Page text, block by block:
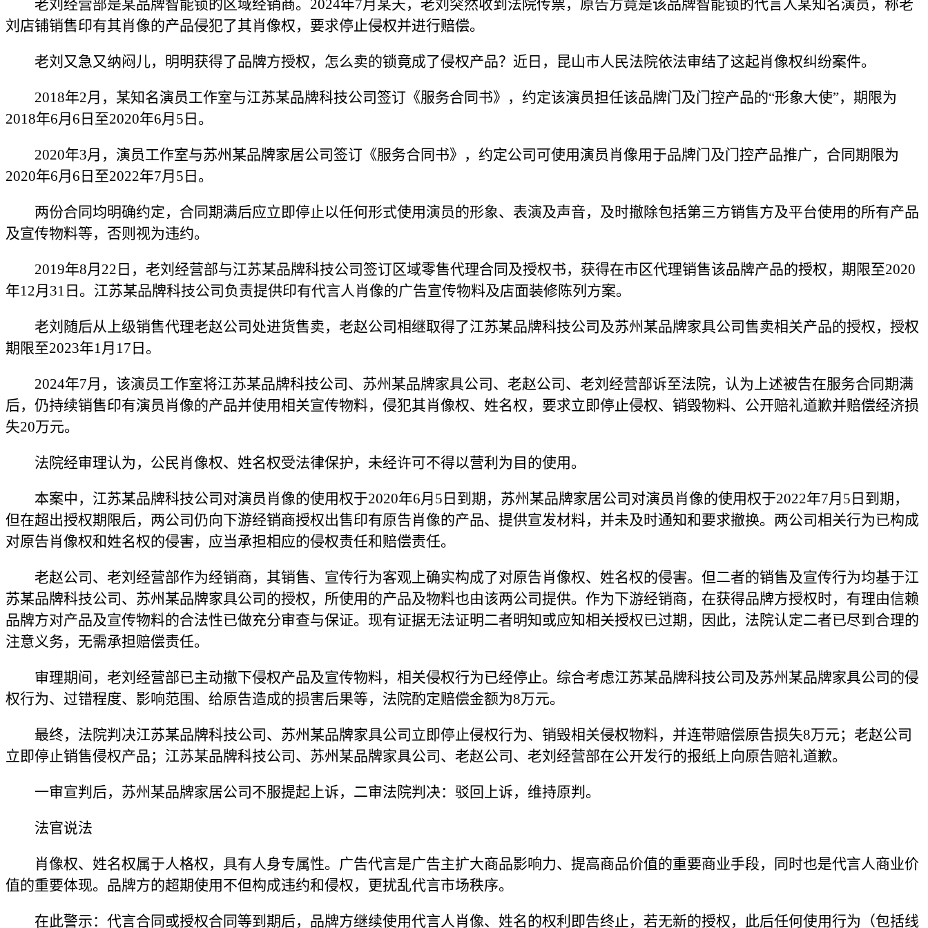
老刘经营部是某品牌智能锁的区域经销商。2024年7月某天，老刘突然收到法院传票，原告方竟是该品牌智能锁的代言人某知名演员，称老
刘店铺销售印有其肖像的产品侵犯了其肖像权，要求停止侵权并进行赔偿。
老刘又急又纳闷儿，明明获得了品牌方授权，怎么卖的锁竟成了侵权产品？近日，昆山市人民法院依法审结了这起肖像权纠纷案件。
2018年2月，某知名演员工作室与江苏某品牌科技公司签订《服务合同书》，约定该演员担任该品牌门及门控产品的“形象大使”，期限为
2018年6月6日至2020年6月5日。
2020年3月，演员工作室与苏州某品牌家居公司签订《服务合同书》，约定公司可使用演员肖像用于品牌门及门控产品推广，合同期限为
2020年6月6日至2022年7月5日。
两份合同均明确约定，合同期满后应立即停止以任何形式使用演员的形象、表演及声音，及时撤除包括第三方销售方及平台使用的所有产品
及宣传物料等，否则视为违约。
2019年8月22日，老刘经营部与江苏某品牌科技公司签订区域零售代理合同及授权书，获得在市区代理销售该品牌产品的授权，期限至2020
年12月31日。江苏某品牌科技公司负责提供印有代言人肖像的广告宣传物料及店面装修陈列方案。
老刘随后从上级销售代理老赵公司处进货售卖，老赵公司相继取得了江苏某品牌科技公司及苏州某品牌家具公司售卖相关产品的授权，授权
期限至2023年1月17日。
2024年7月，该演员工作室将江苏某品牌科技公司、苏州某品牌家具公司、老赵公司、老刘经营部诉至法院，认为上述被告在服务合同期满
后，仍持续销售印有演员肖像的产品并使用相关宣传物料，侵犯其肖像权、姓名权，要求立即停止侵权、销毁物料、公开赔礼道歉并赔偿经济损
失20万元。
法院经审理认为，公民肖像权、姓名权受法律保护，未经许可不得以营利为目的使用。
本案中，江苏某品牌科技公司对演员肖像的使用权于2020年6月5日到期，苏州某品牌家居公司对演员肖像的使用权于2022年7月5日到期，
但在超出授权期限后，两公司仍向下游经销商授权出售印有原告肖像的产品、提供宣发材料，并未及时通知和要求撤换。两公司相关行为已构成
对原告肖像权和姓名权的侵害，应当承担相应的侵权责任和赔偿责任。
老赵公司、老刘经营部作为经销商，其销售、宣传行为客观上确实构成了对原告肖像权、姓名权的侵害。但二者的销售及宣传行为均基于江
苏某品牌科技公司、苏州某品牌家具公司的授权，所使用的产品及物料也由该两公司提供。作为下游经销商，在获得品牌方授权时，有理由信赖
品牌方对产品及宣传物料的合法性已做充分审查与保证。现有证据无法证明二者明知或应知相关授权已过期，因此，法院认定二者已尽到合理的
注意义务，无需承担赔偿责任。
审理期间，老刘经营部已主动撤下侵权产品及宣传物料，相关侵权行为已经停止。综合考虑江苏某品牌科技公司及苏州某品牌家具公司的侵
权行为、过错程度、影响范围、给原告造成的损害后果等，法院酌定赔偿金额为8万元。
最终，法院判决江苏某品牌科技公司、苏州某品牌家具公司立即停止侵权行为、销毁相关侵权物料，并连带赔偿原告损失8万元；老赵公司
立即停止销售侵权产品；江苏某品牌科技公司、苏州某品牌家具公司、老赵公司、老刘经营部在公开发行的报纸上向原告赔礼道歉。
一审宣判后，苏州某品牌家居公司不服提起上诉，二审法院判决：驳回上诉，维持原判。
法官说法
肖像权、姓名权属于人格权，具有人身专属性。广告代言是广告主扩大商品影响力、提高商品价值的重要商业手段，同时也是代言人商业价
值的重要体现。品牌方的超期使用不但构成违约和侵权，更扰乱代言市场秩序。
在此警示：代言合同或授权合同等到期后，品牌方继续使用代言人肖像、姓名的权利即告终止，若无新的授权，此后任何使用行为（包括线